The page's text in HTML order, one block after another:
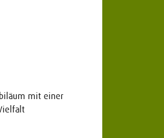
mit einer